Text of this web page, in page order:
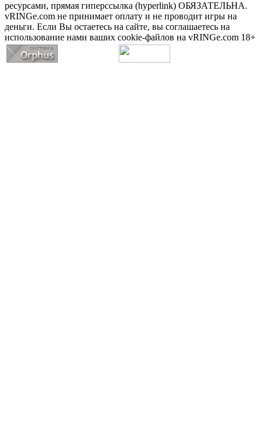
ресурсами, прямая гиперссылка (hyperlink) ОБЯЗАТЕЛЬНА.
vRINGe.com не принимает оплату и не проводит игры на
деньги. Если Вы остаетесь на сайте, вы соглашаетесь на
использование нами ваших cookie-файлов на vRINGe.com 18+